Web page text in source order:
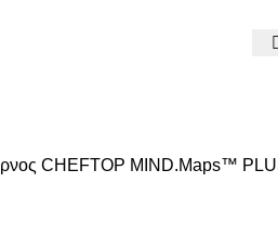
CHEFTOP MIND.Maps™